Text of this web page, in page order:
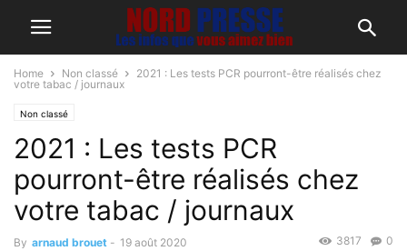
Home Non classé
2021 : Les tests PCR pourront-être réalisés chez
votre tabac / journaux
Non classé
2021 : Les tests PCR
pourront-être réalisés chez
votre tabac / journaux
By arnaud brouet - 19 août 2020 0
3817